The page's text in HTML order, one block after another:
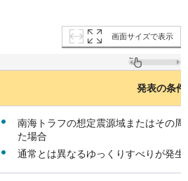
画面サイズで表示
発表の条件
南海トラフの想定震源域またはその
た場合
通常とは異なるゆっくりすべりが発